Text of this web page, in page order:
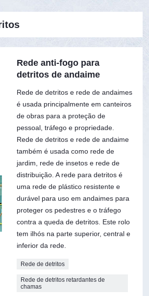
Rede anti-fogo para
detritos de andaime
Rede de detritos e rede de andaimes
é usada principalmente em canteiros
de obras para a proteção de
pessoal, tráfego e propriedade.
Rede de detritos e rede de andaime
também é usada como rede de
jardim, rede de insetos e rede de
distribuição. A rede para detritos é
uma rede de plástico resistente e
durável para uso em andaimes para
proteger os pedestres e o tráfego
contra a queda de detritos. Este rolo
tem ilhós na parte superior, central e
inferior da rede.
Rede de detritos
Rede de detritos retardantes de
chamas